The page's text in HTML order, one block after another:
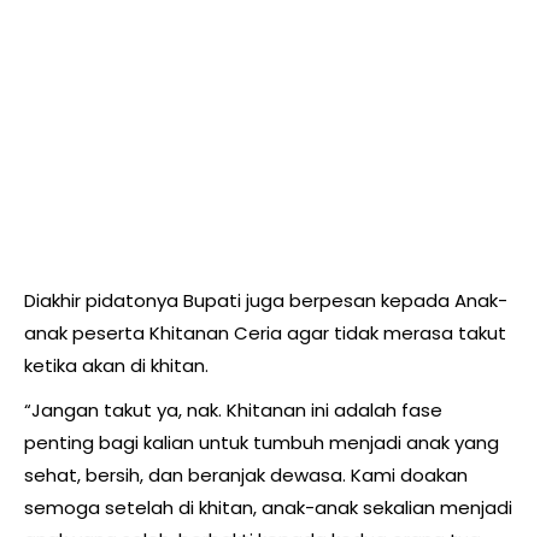
Diakhir pidatonya Bupati juga berpesan kepada Anak-
anak peserta Khitanan Ceria agar tidak merasa takut
ketika akan di khitan.
“Jangan takut ya, nak. Khitanan ini adalah fase
penting bagi kalian untuk tumbuh menjadi anak yang
sehat, bersih, dan beranjak dewasa. Kami doakan
semoga setelah di khitan, anak-anak sekalian menjadi